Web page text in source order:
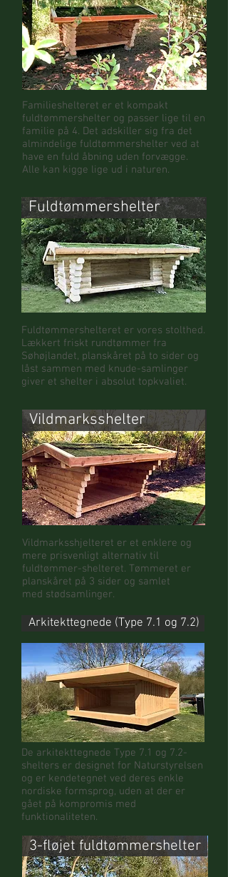
Familieshelteret er et kompakt
fuldtømmershelter og passer lige til en
familie på 4. Det adskiller sig fra det
almindelige fuldtømmershelter ved at
have en fuld åbning uden forvægge.
Alle kan kigge lige ud i naturen.
Fuldtømmershelter
Fuldtømmershelteret er vores stolthed.
Lækkert friskt rundtømmer fra
Søhøjlandet, planskåret på to sider og
låst sammen med knude-samlinger
giver et shelter i absolut topkvaliet.
Vildmarksshelter
Vildmarksshjelteret er et enklere og
mere prisvenligt alternativ til
fuldtømmer-shelteret. Tømmeret er
planskåret på 3 sider og samlet
med stødsamlinger.
Arkitekttegnede (Type 7.1 og 7.2)
De arkitekttegnede Type 7.1 og 7.2-
shelters er designet for Naturstyrelsen
og er kendetegnet ved deres enkle
nordiske formsprog, uden at der er
gået på kompromis med
funktionaliteten.
3-fløjet fuldtømmershelter